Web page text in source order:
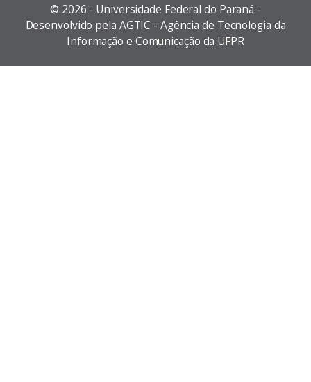
© 2026 - Universidade Federal do Paraná -
Desenvolvido pela AGTIC - Agência de Tecnologia da
Informação e Comunicação da UFPR